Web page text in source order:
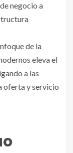
negocio a
de la
eleva el
a las
oferta y servicio